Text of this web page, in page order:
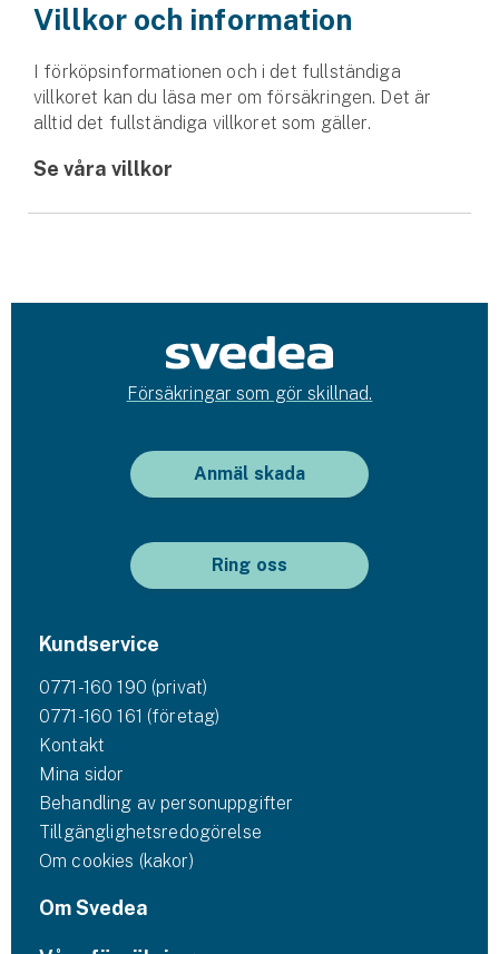
Företagsförsäkring
Bilförsäkring för företag
Släpvagnsförsäkring
Drönarförsäkring
För förmedlare
Försäkring via förmedlare
Se alla försäkringar
Villkor och information
I förköpsinformationen och i det fullständiga
villkoret kan du läsa mer om försäkringen. Det är
alltid det fullständiga villkoret som gäller.
Se våra villkor
Försäkringar som gör skillnad.
Anmäl skada
Ring oss
Kundservice
0771-160 190 (privat)
0771-160 161 (företag)
Kontakt
Mina sidor
Behandling av personuppgifter
Tillgänglighetsredogörelse
Om cookies (kakor)
Om Svedea